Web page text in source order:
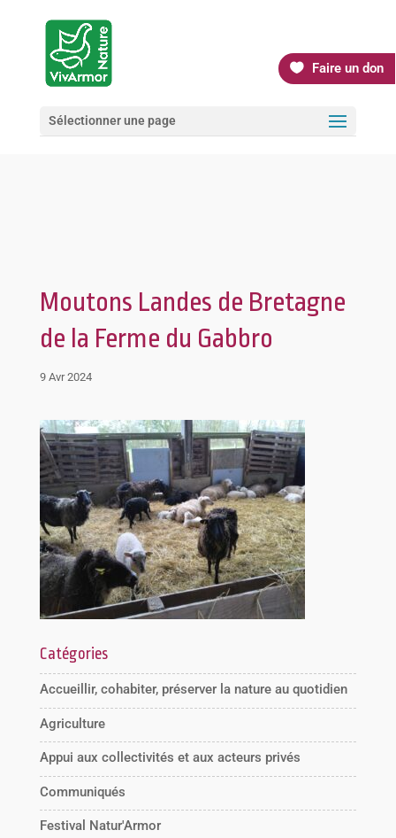
Faire un don
Sélectionner une page
Moutons Landes de Bretagne
de la Ferme du Gabbro
9 Avr 2024
Catégories
Accueillir, cohabiter, préserver la nature au quotidien
Agriculture
Appui aux collectivités et aux acteurs privés
Communiqués
Festival Natur'Armor